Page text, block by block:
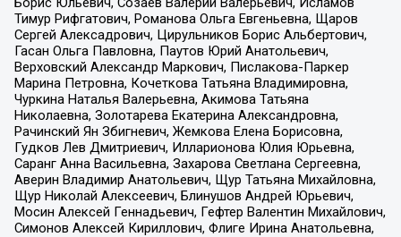
Тимур Рифгатович, Романова Ольга Евгеньевна, Щаров
Сергей Алексадрович, Цирульников Борис Альбертович,
Гасан Ольга Павловна, Паутов Юрий Анатольевич,
Верховский Александр Маркович, Пислакова-Паркер
Марина Петровна, Кочеткова Татьяна Владимировна,
Чуркина Наталья Валерьевна, Акимова Татьяна
Николаевна, Золотарева Екатерина Александровна,
Рачинский Ян Збигневич, Жемкова Елена Борисовна,
Гудков Лев Дмитриевич, Илларионова Юлия Юрьевна,
Саранг Анна Васильевна, Захарова Светлана Сергеевна,
Аверин Владимир Анатольевич, Щур Татьяна Михайловна,
Щур Николай Алексеевич, Блинушов Андрей Юрьевич,
Мосин Алексей Геннадьевич, Гефтер Валентин Михайлович,
Симонов Алексей Кириллович, Флиге Ирина Анатольевна,